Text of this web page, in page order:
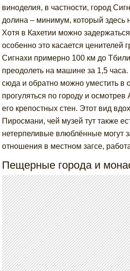
виноделия, в частности, город
долина – минимум, который здесь
Хотя в Кахетии можно
особенно это касается ценителей
Сигнахи примерно 100 км до
преодолеть на машине за 1,5
сюда и обратно можно уместить в
прогуляться по городу и
его крепостных стен. Этот вид
Пиросмани, чей музей тут также
нетерпеливые влюблённые могут
отношения в местном загсе,
Пещерные города и